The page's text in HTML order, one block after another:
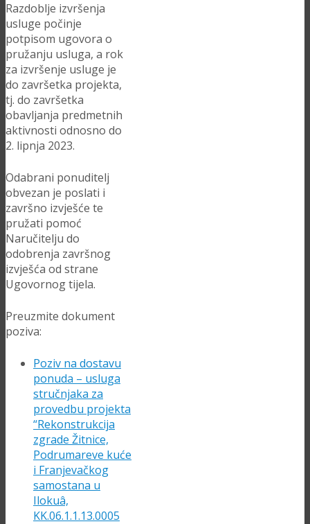
Razdoblje izvršenja
usluge počinje
potpisom ugovora o
pružanju usluga, a rok
za izvršenje usluge je
do završetka projekta,
tj. do završetka
obavljanja predmetnih
aktivnosti odnosno do
2. lipnja 2023.
Odabrani ponuditelj
obvezan je poslati i
završno izvješće te
pružati pomoć
Naručitelju do
odobrenja završnog
izvješća od strane
Ugovornog tijela.
Preuzmite dokument
poziva:
Poziv na dostavu
ponuda – usluga
stručnjaka za
provedbu projekta
“Rekonstrukcija
zgrade Žitnice,
Podrumareve kuće
i Franjevačkog
samostana u
Ilokuâ,
KK.06.1.1.13.0005